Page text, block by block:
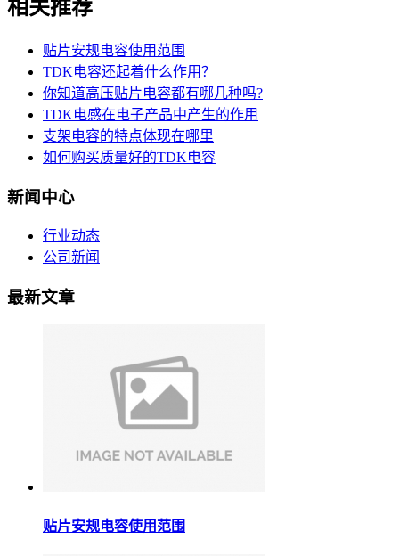
相关推荐
贴片安规电容使用范围
TDK电容还起着什么作用？
你知道高压贴片电容都有哪几种吗?
TDK电感在电子产品中产生的作用
支架电容的特点体现在哪里
如何购买质量好的TDK电容
新闻中心
行业动态
公司新闻
最新文章
贴片安规电容使用范围